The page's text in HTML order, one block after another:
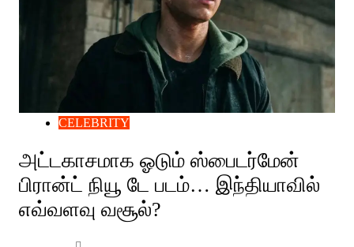
CELEBRITY
அட்டகாசமாக ஓடும் ஸ்பைடர்மேன்
பிரான்ட் நியூ டே படம்… இந்தியாவில்
எவ்வளவு வசூல்?